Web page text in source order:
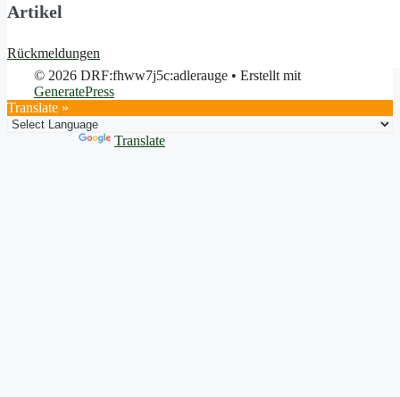
Artikel
Rückmeldungen
© 2026 DRF:fhww7j5c:adlerauge • Erstellt mit
GeneratePress
Translate »
Translate